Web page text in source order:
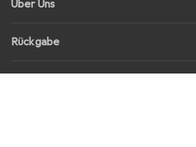
Über Uns
Rückgabe